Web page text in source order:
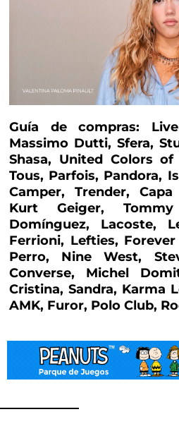
Guía de compras:
Massimo Dutti, Sfera,
Shasa, United Colors
Tous, Parfois, Pandora,
Camper, Trender,
Kurt Geiger,
Domínguez, Lacoste,
Ferrioni, Lefties,
Perro, Nine West,
Converse, Michel
Cristina, Sandra, Karma
AMK, Furor, Polo Club,